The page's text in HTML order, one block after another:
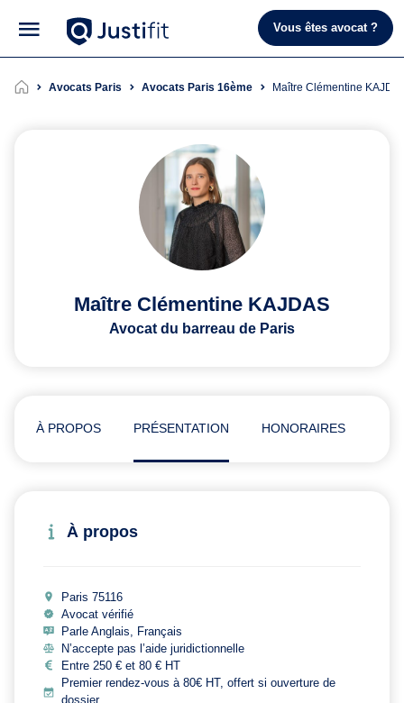
Vous êtes avocat ?
Avocats Paris Avocats Paris 16ème Maître Clémentine
Maître Clémentine KAJDAS
Avocat du barreau de Paris
À PROPOS PRÉSENTATION HONORAIRES
À propos
Paris 75116
Avocat vérifié
Parle Anglais, Français
N’accepte pas l’aide juridictionnelle
Entre 250 € et 80 € HT
Premier rendez-vous à 80€ HT, offert si ouverture de
dossier